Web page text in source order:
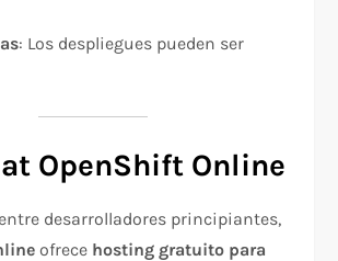
: Los despliegues pueden ser
OpenShift Online
desarrolladores principiantes,
ofrece hosting gratuito para